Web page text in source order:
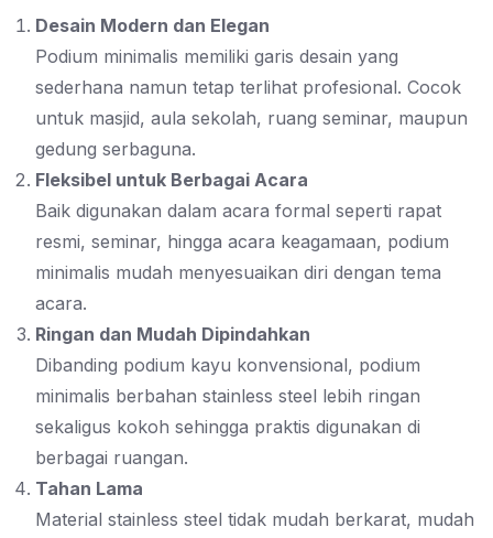
Desain Modern dan Elegan
Podium minimalis memiliki garis desain yang
sederhana namun tetap terlihat profesional. Cocok
untuk masjid, aula sekolah, ruang seminar, maupun
gedung serbaguna.
Fleksibel untuk Berbagai Acara
Baik digunakan dalam acara formal seperti rapat
resmi, seminar, hingga acara keagamaan, podium
minimalis mudah menyesuaikan diri dengan tema
acara.
Ringan dan Mudah Dipindahkan
Dibanding podium kayu konvensional, podium
minimalis berbahan stainless steel lebih ringan
sekaligus kokoh sehingga praktis digunakan di
berbagai ruangan.
Tahan Lama
Material stainless steel tidak mudah berkarat, mudah